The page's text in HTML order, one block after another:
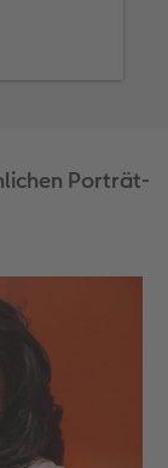
Porträt-